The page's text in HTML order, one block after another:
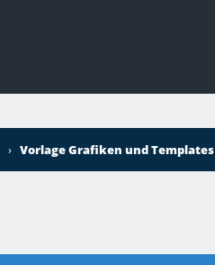
› Vorlage Grafiken und Templates